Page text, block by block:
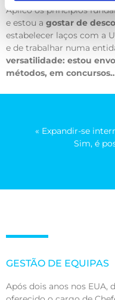
Aplico os princípios
e estou a gostar de
estabelecer laços com a
e de trabalhar numa
versatilidade: estou
métodos, em
« Expandir-se
Sim, é
GESTÃO DE EQUIPAS
Após dois anos nos EUA,